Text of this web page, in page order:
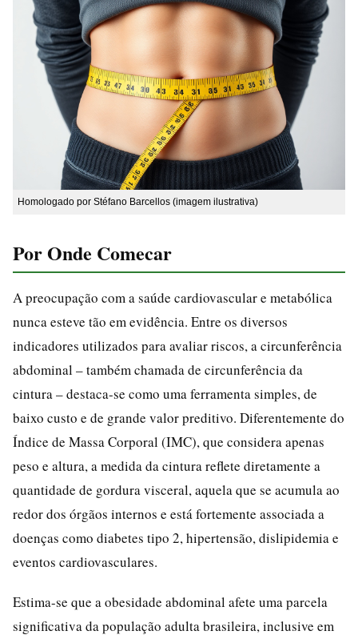
Homologado por Stéfano Barcellos (imagem ilustrativa)
Por Onde Comecar
A preocupação com a saúde cardiovascular e metabólica
nunca esteve tão em evidência. Entre os diversos
indicadores utilizados para avaliar riscos, a circunferência
abdominal – também chamada de circunferência da
cintura – destaca-se como uma ferramenta simples, de
baixo custo e de grande valor preditivo. Diferentemente do
Índice de Massa Corporal (IMC), que considera apenas
peso e altura, a medida da cintura reflete diretamente a
quantidade de gordura visceral, aquela que se acumula ao
redor dos órgãos internos e está fortemente associada a
doenças como diabetes tipo 2, hipertensão, dislipidemia e
eventos cardiovasculares.
Estima-se que a obesidade abdominal afete uma parcela
significativa da população adulta brasileira, inclusive em